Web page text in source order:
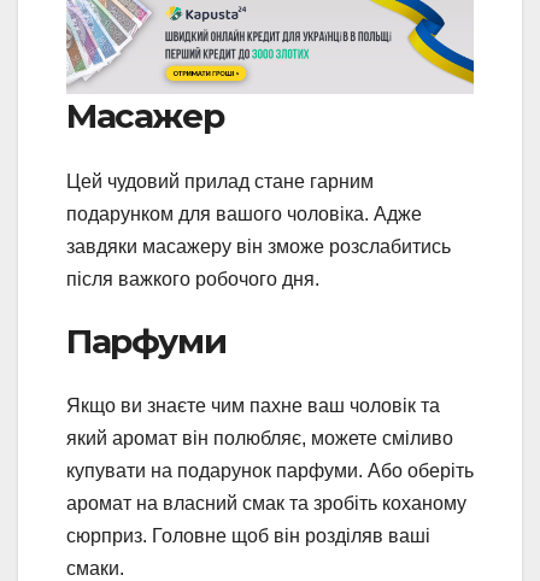
Масажер
Цей чудовий прилад стане гарним
подарунком для вашого чоловіка. Адже
завдяки масажеру він зможе розслабитись
після важкого робочого дня.
Парфуми
Якщо ви знаєте чим пахне ваш чоловік та
який аромат він полюбляє, можете сміливо
купувати на подарунок парфуми. Або оберіть
аромат на власний смак та зробіть коханому
сюрприз. Головне щоб він розділяв ваші
смаки.